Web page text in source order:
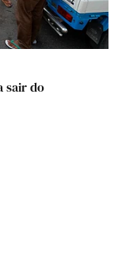
sair do